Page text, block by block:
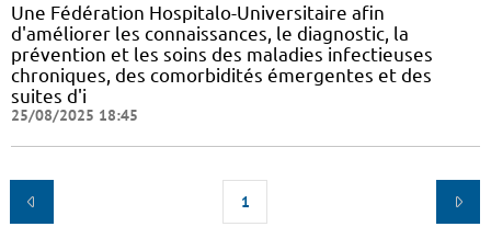
Une Fédération Hospitalo-Universitaire afin
d'améliorer les connaissances, le diagnostic, la
prévention et les soins des maladies infectieuses
chroniques, des comorbidités émergentes et des
suites d'i
25/08/2025 18:45
1